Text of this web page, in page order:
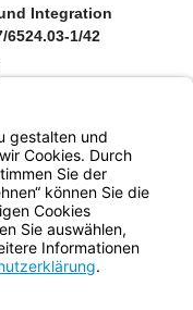
Integration
6524.03-1/42
(VJuSchG)